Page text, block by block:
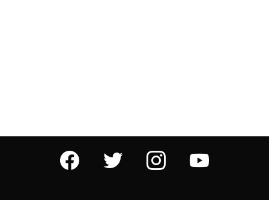
facebook twitter instagram